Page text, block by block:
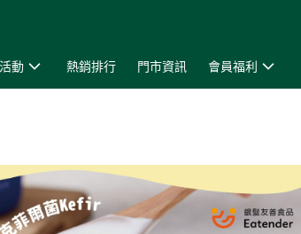
動 熱銷排行 門市資訊 會員福利